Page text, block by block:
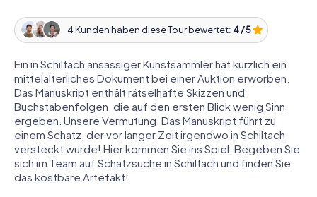
4 Kunden haben diese Tour bewertet: 4 / 5
Ein in Schiltach ansässiger Kunstsammler hat kürzlich ein
mittelalterliches Dokument bei einer Auktion erworben.
Das Manuskript enthält rätselhafte Skizzen und
Buchstabenfolgen, die auf den ersten Blick wenig Sinn
ergeben. Unsere Vermutung: Das Manuskript führt zu
einem Schatz, der vor langer Zeit irgendwo in Schiltach
versteckt wurde! Hier kommen Sie ins Spiel: Begeben Sie
sich im Team auf Schatzsuche in Schiltach und finden Sie
das kostbare Artefakt!